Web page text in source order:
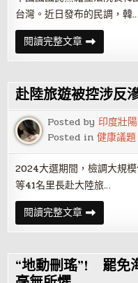
刻
意
瘓
政
府
台灣。近日發布的民調，韓
閱讀完整文章郭
正
亮
言：
韓
國
瑜
民
調
超
賴
清
德
指
可
待
赴陸旅遊被控涉反
Posted by 印度壯
Posted in健康議題
2024大選期間，檢調大規
等41名里長赴大陸旅…
閱讀完整文章赴
陸
旅
被
控
涉
“地動刪瑤”! 罷免